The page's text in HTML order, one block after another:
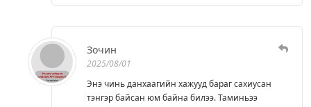
Зочин
2025/08/01
Энэ чинь данхаагийн хажууд бараг сахиусан
тэнгэр байсан юм байна билээ. Таминьээ